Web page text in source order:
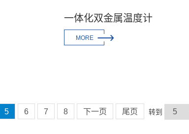
一体化双金属温度计
5 6 7 8 下一页 尾页 转到